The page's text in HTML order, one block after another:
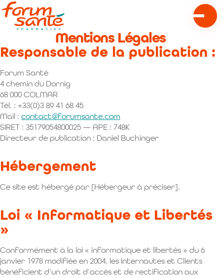
Ouvrir
Mentions Légales
Responsable de la publication :
Forum Santé
4 chemin du Dornig
68 000 COLMAR
Tél. : +33(0)3 89 41 68 45
Mail : contact@forumsante.com
SIRET : 35179054800025 — APE : 748K
Directeur de publication : Daniel Buchinger
Hébergement
Ce site est hébergé par [Hébergeur à préciser].
Loi « Informatique et Libertés
»
Conformément à la loi « informatique et libertés » du 6
janvier 1978 modifiée en 2004, les Internautes et Clients
bénéficient d’un droit d’accès et de rectification aux